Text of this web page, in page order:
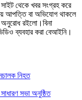
সাইট থেকে খবর সংগ্রহ করে
আপত্তি বা অভিযোগ থাকলে
অনুরোধ রইলো।বিনা
ব্যবহার করা বেআইনি।
নিহত
সভা অনুষ্ঠিত